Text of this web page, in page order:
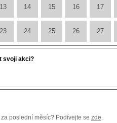
13 14 15 16 17
23 24 25 26 27
svoji akci?
poslední měsíc? Podívejte se zde.